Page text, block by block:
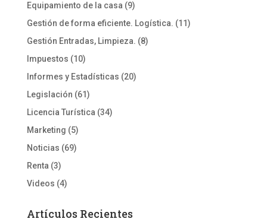
Equipamiento de la casa (9)
Gestión de forma eficiente. Logística. (11)
Gestión Entradas, Limpieza. (8)
Impuestos (10)
Informes y Estadísticas (20)
Legislación (61)
Licencia Turística (34)
Marketing (5)
Noticias (69)
Renta (3)
Videos (4)
Artículos Recientes